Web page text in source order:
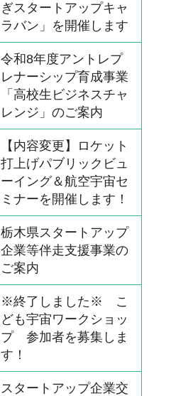
ぎスタートアップキャ
ラバン」を開催します
令和8年度アントレプ
レナーシップ育成事業
「高校生ビジネスチャ
レンジ」のご案内
【内容変更】ロケット
打上げパブリックビュ
ーイング＆航空宇宙セ
ミナーを開催します！
栃木県スタートアップ
企業等伴走支援事業の
ご案内
※終了しました※ こ
ども宇宙ワークショッ
プ 参加者を募集しま
す！
スタートアップ企業交